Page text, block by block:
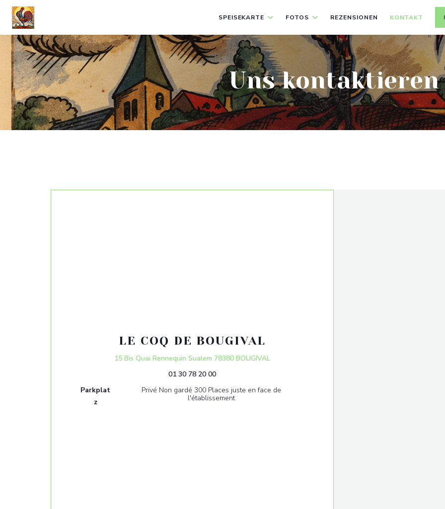
SPEISEKARTE FOTOS REZENSIONEN KONTAKT
Uns kontaktieren
LE COQ DE BOUGIVAL
15 Bis Quai Rennequin Sualem 78380 BOUGIVAL((öffnet ein neues Fenster))
01 30 78 20 00
Parkplat
z
Privé Non gardé 300 Places juste en face de
l'établissement